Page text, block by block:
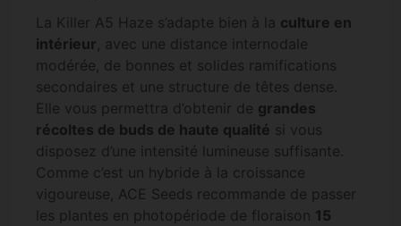
La Killer A5 Haze s’adapte bien à la culture en
intérieur, avec une distance internodale
modérée, de bonnes et solides ramifications
secondaires et une structure de têtes dense.
Elle vous permettra d’obtenir de grandes
récoltes de buds de haute qualité si vous
disposez d’une intensité lumineuse suffisante.
Comme c’est un hybride à la croissance
vigoureuse, ACE Seeds recommande de passer
les plantes en photopériode de floraison 15